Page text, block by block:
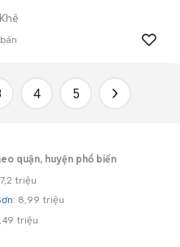
4 5
quận, huyện phổ biến
triệu
: 8,99 triệu
triệu